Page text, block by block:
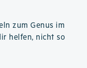
zum Genus im
helfen, nicht so